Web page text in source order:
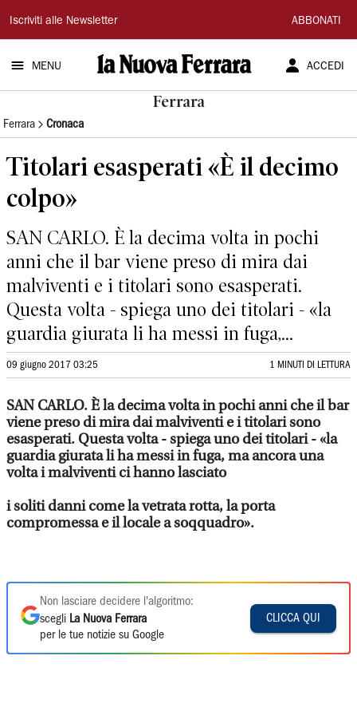
La
Nuova
Ferrara
Iscriviti alle Newsletter ABBONATI
MENU ACCEDI
Ferrara
Ferrara Cronaca
Titolari esasperati «È il decimo
colpo»
SAN CARLO. È la decima volta in pochi
anni che il bar viene preso di mira dai
malviventi e i titolari sono esasperati.
Questa volta - spiega uno dei titolari - «la
guardia giurata li ha messi in fuga,...
09 giugno 2017 03:25 1 MINUTI DI LETTURA
SAN CARLO. È la decima volta in pochi anni che il bar
viene preso di mira dai malviventi e i titolari sono
esasperati. Questa volta - spiega uno dei titolari - «la
guardia giurata li ha messi in fuga, ma ancora una
volta i malviventi ci hanno lasciato
i soliti danni come la vetrata rotta, la porta
compromessa e il locale a soqquadro».
Non lasciare decidere l'algoritmo:
scegli La Nuova Ferrara
per le tue notizie su Google
CLICCA QUI